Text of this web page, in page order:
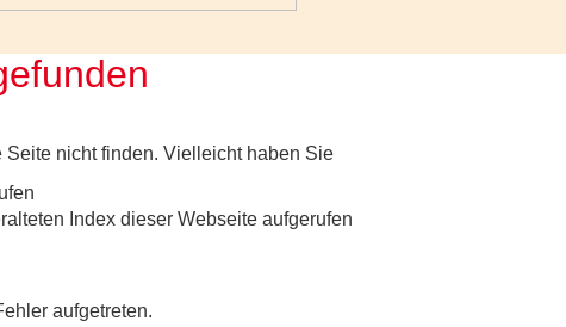
nicht finden. Vielleicht haben Sie
Index dieser Webseite aufgerufen
aufgetreten.